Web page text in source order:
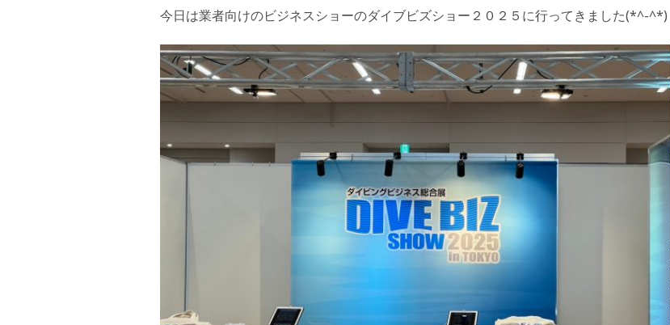
今日は業者向けのビジネスショーのダイブビズショー２０２５に行ってきました(*^-^*)